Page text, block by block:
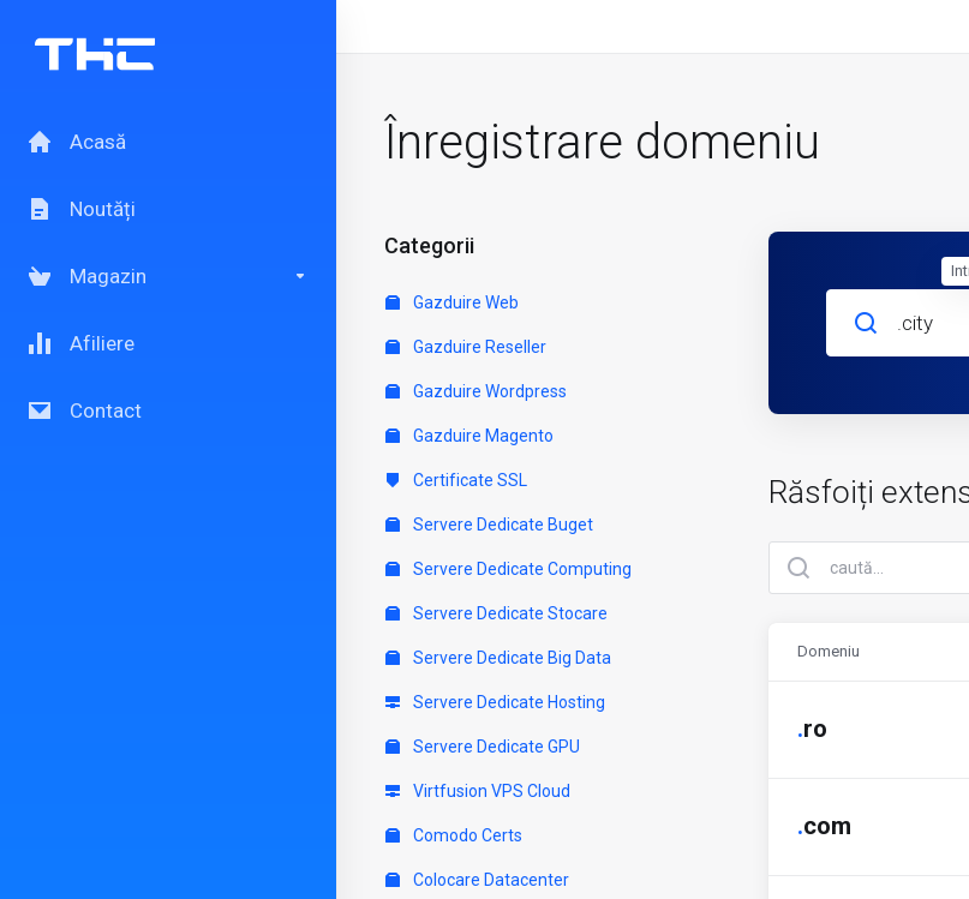
Acasă
Noutăți
Magazin
Afiliere
Contact
Înregistrare domeniu
Categorii
Gazduire Web
Gazduire Reseller
Gazduire Wordpress
Gazduire Magento
Certificate SSL
Servere Dedicate Buget
Servere Dedicate Computing
Servere Dedicate Stocare
Servere Dedicate Big Data
Servere Dedicate Hosting
Servere Dedicate GPU
Virtfusion VPS Cloud
Comodo Certs
Colocare Datacenter
Răsfoiți
Domeniu
.ro
.com